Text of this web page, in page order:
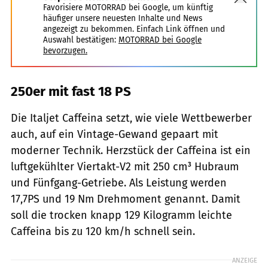
Favorisiere MOTORRAD bei Google, um künftig
häufiger unsere neuesten Inhalte und News
angezeigt zu bekommen. Einfach Link öffnen und
Auswahl bestätigen: MOTORRAD bei Google
bevorzugen.
250er mit fast 18 PS
Die Italjet Caffeina setzt, wie viele Wettbewerber
auch, auf ein Vintage-Gewand gepaart mit
moderner Technik. Herzstück der Caffeina ist ein
luftgekühlter Viertakt-V2 mit 250 cm³ Hubraum
und Fünfgang-Getriebe. Als Leistung werden
17,7PS und 19 Nm Drehmoment genannt. Damit
soll die trocken knapp 129 Kilogramm leichte
Caffeina bis zu 120 km/h schnell sein.
ANZEIGE